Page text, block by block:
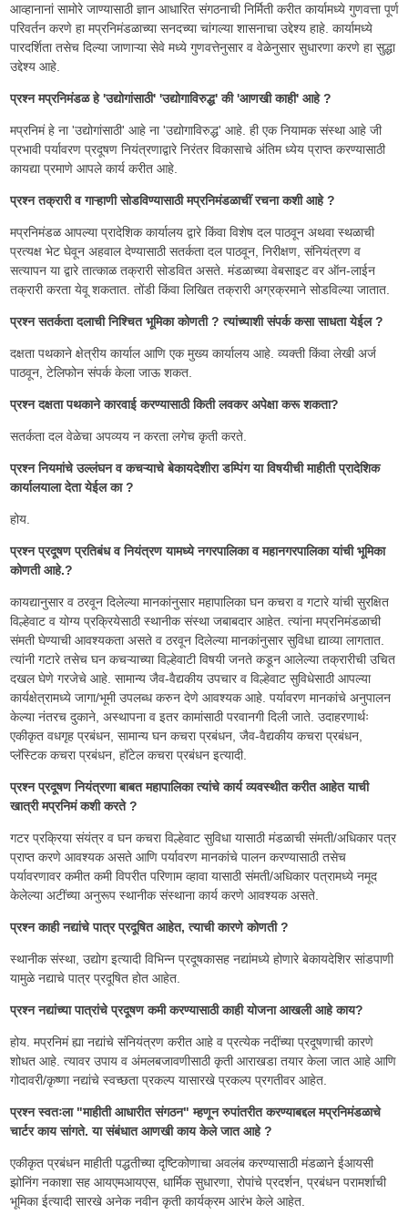
आव्हानानां सामोरे जाण्यासाठी ज्ञान आधारित संगठनाची निर्मिती करीत कार्यामध्ये गुणवत्ता पूर्ण
परिवर्तन करणे हा मप्रनिमंडळाच्या सनदच्या चांगल्या शासनाचा उद्देश्य हाहे. कार्यामध्ये
पारदर्शिता तसेच दिल्या जाणाऱ्या सेवे मध्ये गुणवत्तेनुसार व वेळेनुसार सुधारणा करणे हा सुद्धा
उद्देश्य आहे.
प्रश्न मप्रनिमंडळ हे 'उद्योगांसाठी' 'उद्योगाविरुद्ध' की 'आणखी काही' आहे ?
मप्रनिमं हे ना 'उद्योगांसाठी' आहे ना 'उद्योगाविरुद्ध' आहे. ही एक नियामक संस्था आहे जी
प्रभावी पर्यावरण प्रदूषण नियंत्रणाद्वारे निरंतर विकासाचे अंतिम ध्येय प्राप्त करण्यासाठी
कायद्या प्रमाणे आपले कार्य करीत आहे.
प्रश्न तक्रारी व गाऱ्हाणी सोडविण्यासाठी मप्रनिमंडळाचीं रचना कशी आहे ?
मप्रनिमंडळ आपल्या प्रादेशिक कार्यालय द्वारे किंवा विशेष दल पाठवून अथवा स्थळाची
प्रत्यक्ष भेट घेवून अहवाल देण्यासाठी सतर्कता दल पाठवून, निरीक्षण, संनियंत्रण व
सत्यापन या द्वारे तात्काळ तक्रारी सोडवित असते. मंडळाच्या वेबसाइट वर ऑन-लाईन
तक्रारी करता येवू शकतात. तोंडी किंवा लिखित तक्रारी अग्रक्रमाने सोडविल्या जातात.
प्रश्न सतर्कता दलाची निश्चित भूमिका कोणती ? त्यांच्याशी संपर्क कसा साधता येईल ?
दक्षता पथकाने क्षेत्रीय कार्याल आणि एक मुख्य कार्यालय आहे. व्यक्ती किंवा लेखी अर्ज
पाठवून, टेलिफोन संपर्क केला जाऊ शकत.
प्रश्न दक्षता पथकाने कारवाई करण्यासाठी किती लवकर अपेक्षा करू शकता?
सतर्कता दल वेळेचा अपव्यय न करता लगेच कृती करते.
प्रश्न नियमांचे उल्लंघन व कचऱ्याचे बेकायदेशीरा डम्पिंग या विषयीची माहीती प्रादेशिक
कार्यालयाला देता येईल का ?
होय.
प्रश्न प्रदूषण प्रतिबंध व नियंत्रण यामध्ये नगरपालिका व महानगरपालिका यांची भूमिका
कोणती आहे.?
कायद्यानुसार व ठरवून दिलेल्या मानकांनुसार महापालिका घन कचरा व गटारे यांची सुरक्षित
विल्हेवाट व योग्य प्रक्रियेसाठी स्थानीक संस्था जबाबदार आहेत. त्यांना मप्रनिमंडळाची
संमती घेण्याची आवश्यकता असते व ठरवून दिलेल्या मानकांनुसार सुविधा द्याव्या लागतात.
त्यांनी गटारे तसेच घन कचऱ्याच्या विल्हेवाटी विषयी जनते कडून आलेल्या तक्रारीची उचित
दखल घेणे गरजेचे आहे. सामान्य जैव-वैद्यकीय उपचार व विल्हेवाट सुविधेसाठी आपल्या
कार्यक्षेत्रामध्ये जागा/भूमी उपलब्ध करुन देणे आवश्यक आहे. पर्यावरण मानकांचे अनुपालन
केल्या नंतरच दुकाने, अस्थापना व इतर कामांसाठी परवानगी दिली जाते. उदाहरणार्थः
एकीकृत वधगृह प्रबंधन, सामान्य घन कचरा प्रबंधन, जैव-वैद्यकीय कचरा प्रबंधन,
प्लॅस्टिक कचरा प्रबंधन, हॉटेल कचरा प्रबंधन इत्यादी.
प्रश्न प्रदूषण नियंत्रणा बाबत महापालिका त्यांचे कार्य व्यवस्थीत करीत आहेत याची
खात्री मप्रनिमं कशी करते ?
गटर प्रक्रिया संयंत्र व घन कचरा विल्हेवाट सुविधा यासाठी मंडळाची संमती/अधिकार पत्र
प्राप्त करणे आवश्यक असते आणि पर्यावरण मानकांचे पालन करण्यासाठी तसेच
पर्यावरणावर कमीत कमी विपरीत परिणाम व्हावा यासाठी संमती/अधिकार पत्रामध्ये नमूद
केलेल्या अटींच्या अनुरूप स्थानीक संस्थाना कार्य करणे आवश्यक असते.
प्रश्न काही नद्यांचे पात्र प्रदूषित आहेत, त्याची कारणे कोणती ?
स्थानीक संस्था, उद्योग इत्यादी विभिन्न प्रदूषकासह नद्यांमध्ये होणारे बेकायदेशिर सांडपाणी
यामुळे नद्याचे पात्र प्रदूषित होत आहेत.
प्रश्न नद्यांच्या पात्रांचे प्रदूषण कमी करण्यासाठी काही योजना आखली आहे काय?
होय. मप्रनिमं ह्या नद्यांचे संनियंत्रण करीत आहे व प्रत्येक नदींच्या प्रदूषणाची कारणे
शोधत आहे. त्यावर उपाय व अंमलबजावणीसाठी कृती आराखडा तयार केला जात आहे आणि
गोदावरी/कृष्णा नद्यांचे स्वच्छता प्रकल्प यासारखे प्रकल्प प्रगतीवर आहेत.
प्रश्न स्वतःला "माहीती आधारीत संगठन" म्हणून रुपांतरीत करण्याबद्दल मप्रनिमंडळाचे
चार्टर काय सांगते. या संबंधात आणखी काय केले जात आहे ?
एकीकृत प्रबंधन माहीती पद्धतीच्या दृष्टिकोणाचा अवलंब करण्यासाठी मंडळाने ईआयसी
झोनिंग नकाशा सह आयएमआयएस, धार्मिक सुधारणा, रोपांचे प्रदर्शन, प्रबंधन परामर्शाची
भूमिका ईत्यादी सारखे अनेक नवीन कृती कार्यक्रम आरंभ केले आहेत.